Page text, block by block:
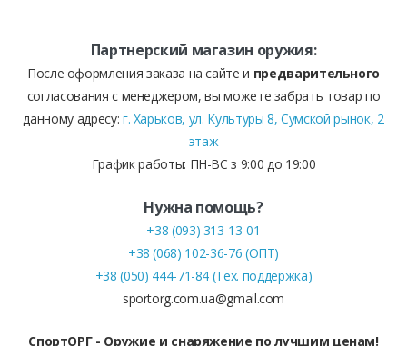
Партнерский магазин оружия:
После оформления заказа на сайте и предварительного
согласования с менеджером, вы можете забрать товар по
данному адресу: г. Харьков, ул. Культуры 8, Сумской рынок, 2
этаж
График работы: ПН-ВС з 9:00 до 19:00
Нужна помощь?
+38 (093) 313-13-01
+38 (068) 102-36-76 (ОПТ)
+38 (050) 444-71-84 (Тех. поддержка)
sportorg.com.ua@gmail.com
СпортОРГ - Оружие и снаряжение по лучшим ценам!